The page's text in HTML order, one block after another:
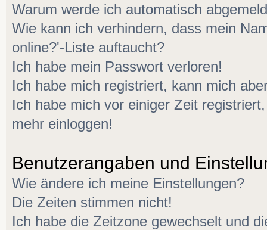
Warum werde ich automatisch
Wie kann ich verhindern, dass mein
online?'-Liste auftaucht?
Ich habe mein Passwort verloren!
Ich habe mich registriert, kann mich
Ich habe mich vor einiger Zeit
mehr einloggen!
Benutzerangaben und
Wie ändere ich meine Einstellungen?
Die Zeiten stimmen nicht!
Ich habe die Zeitzone gewechselt und